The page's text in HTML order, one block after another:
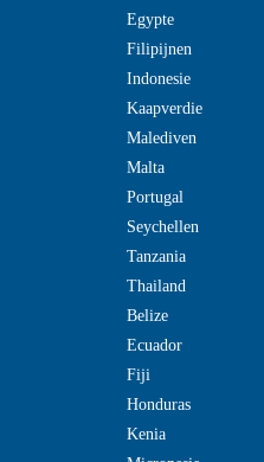
Egypte
Filipijnen
Indonesie
Kaapverdie
Malediven
Malta
Portugal
Seychellen
Tanzania
Thailand
Belize
Ecuador
Fiji
Honduras
Kenia